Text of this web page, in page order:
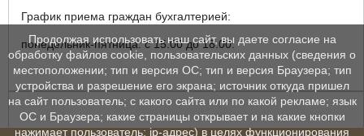
График приема граждан бухгалтерией:
понедельник-пятница: с 15.00 до 18.00.
Продолжая использовать наш сайт, вы даете согласие на
обработку файлов cookie, пользовательских данных (сведения о
местоположении; тип и версия ОС; тип и версия Браузера; тип
устройства и разрешение его экрана; источник откуда пришел
на сайт пользователь; с какого сайта или по какой рекламе; язык
ОС и Браузера; какие страницы открывает и на какие кнопки
нажимает пользователь; ip-адрес) в целях функционирования